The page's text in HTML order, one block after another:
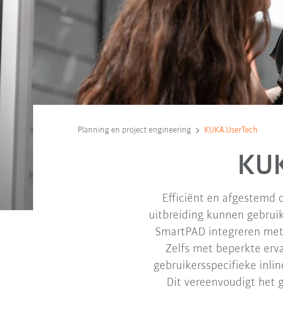
Planning en project engineering KUKA.UserTech
Efficiënt en afgestemd
uitbreiding kunnen
SmartPAD integreren
Zelfs met beperkte
gebruikersspecifieke
Dit vereenvoudigt het